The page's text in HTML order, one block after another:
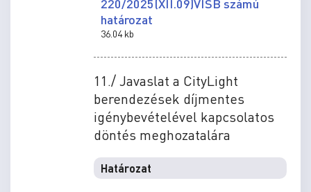
határozat
36.04 kb
11./ Javaslat a CityLight
berendezések díjmentes
igénybevételével kapcsolatos
döntés meghozatalára
Határozat